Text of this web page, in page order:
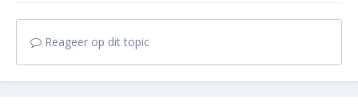
Reageer op dit topic